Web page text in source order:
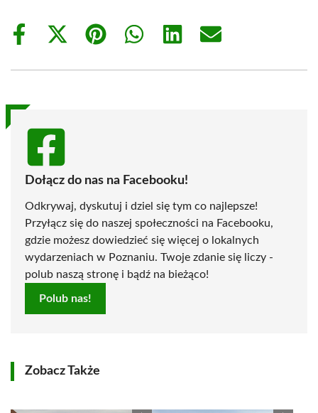
Share
Share
(Twitter)
Share
Share
Share
Share
Dołącz do nas na Facebooku!
Odkrywaj, dyskutuj i dziel się tym co najlepsze!
Przyłącz się do naszej społeczności na Facebooku,
gdzie możesz dowiedzieć się więcej o lokalnych
wydarzeniach w Poznaniu. Twoje zdanie się liczy -
polub naszą stronę i bądź na bieżąco!
Polub nas!
Zobacz Także